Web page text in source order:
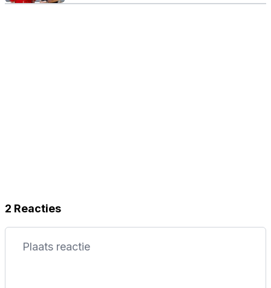
2 Reacties